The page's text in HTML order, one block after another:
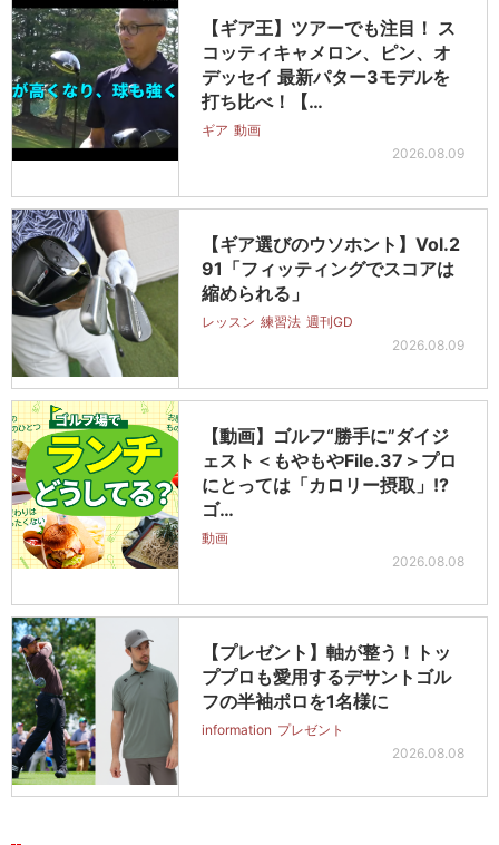
【ギア王】ツアーでも注目！ ス
コッティキャメロン、ピン、オ
デッセイ 最新パター3モデルを
打ち比べ！【…
ギア 動画
2026.08.09
【ギア選びのウソホント】Vol.2
91「フィッティングでスコアは
縮められる」
レッスン 練習法 週刊GD
2026.08.09
【動画】ゴルフ“勝手に”ダイジ
ェスト＜もやもやFile.37＞プロ
にとっては「カロリー摂取」!?
ゴ…
動画
2026.08.08
【プレゼント】軸が整う！トッ
ププロも愛用するデサントゴル
フの半袖ポロを1名様に
information プレゼント
2026.08.08